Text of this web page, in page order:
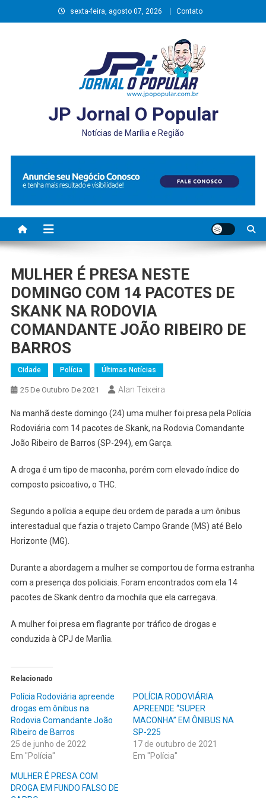
to
sexta-feira, agosto 07, 2026 Contato
JP Jornal O Popular
Notícias de Marília e Região
MULHER É PRESA NESTE
DOMINGO COM 14 PACOTES DE
SKANK NA RODOVIA
COMANDANTE JOÃO RIBEIRO DE
BARROS
Cidade Polícia Últimas Notícias
25 De Outubro De 2021 Alan Teixeira
Na manhã deste domingo (24) uma mulher foi presa pela Polícia
Rodoviária com 14 pacotes de Skank, na Rodovia Comandante
João Ribeiro de Barros (SP-294), em Garça.
A droga é um tipo de maconha, porém com elevado índice do
composto psicoativo, o THC.
Segundo a polícia a equipe deu ordem de parada a um ônibus
interestadual que fazia o trajeto Campo Grande (MS) até Belo
Horizonte (MG).
Durante a abordagem a mulher se comportou de forma estranha
com a presença dos policiais. Foram encontrados com ela 14
pacotes de Skank dentro da mochila que ela carregava.
A mulher foi presa em flagrante por tráfico de drogas e
conduzida à CPJ de Marília.
Relacionado
Polícia Rodoviária apreende
drogas em ônibus na
Rodovia Comandante João
Ribeiro de Barros
25 de junho de 2022
Em "Polícia"
POLÍCIA RODOVIÁRIA
APREENDE “SUPER
MACONHA” EM ÔNIBUS NA
SP-225
17 de outubro de 2021
Em "Polícia"
MULHER É PRESA COM
DROGA EM FUNDO FALSO DE